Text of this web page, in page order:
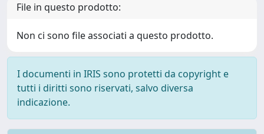
File in questo prodotto:
Non ci sono file associati a questo prodotto.
I documenti in IRIS sono protetti da copyright e
tutti i diritti sono riservati, salvo diversa
indicazione.